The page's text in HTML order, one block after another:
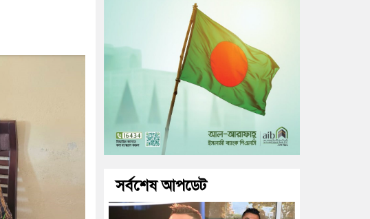
সর্বশেষ আপডেট